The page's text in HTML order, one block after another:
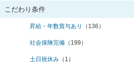
こだわり条件
昇給・年数賞与あり （136）
社会保険完備 （199）
土日祝休み （1）